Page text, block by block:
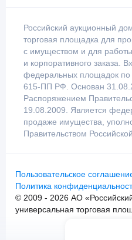
Российский аукционный
торговая площадка для
с имуществом и для работы
и корпоративного заказа.
федеральных площадок
615-ПП РФ. Основан
Распоряжением
19.08.2009. Является
продаже имущества,
Правительством
Пользовательское
Политика
© 2009 - 2026 АО
универсальная торговая